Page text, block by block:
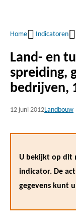
Kruimelpad
Home Indicatoren
Land- en
spreiding,
bedrijven,
12 juni 2012Landbouw
U bekijkt op dit
indicator. De
gegevens kunt